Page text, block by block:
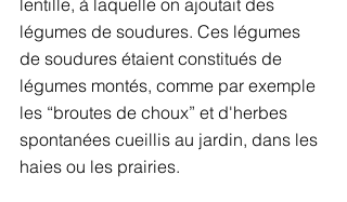
lentille, à laquelle on ajoutait des
légumes de soudures. Ces légumes
de soudures étaient constitués de
légumes montés, comme par exemple
les “broutes de choux” et d'herbes
spontanées cueillis au jardin, dans les
haies ou les prairies.